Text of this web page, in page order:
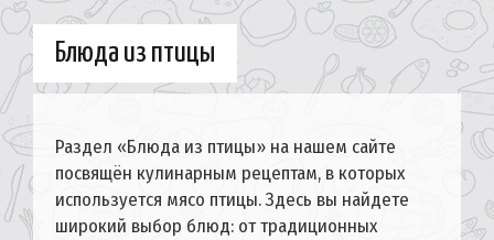
Блюда из птицы
Раздел «Блюда из птицы» на нашем сайте
посвящён кулинарным рецептам, в которых
используется мясо птицы. Здесь вы найдете
широкий выбор блюд: от традиционных